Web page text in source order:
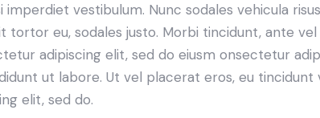
imperdiet vestibulum. Nunc sodales vehicula
tortor eu, sodales justo. Morbi tincidunt, ante
adipiscing elit, sed do eiusm onsectetur
ut labore. Ut vel placerat eros, eu tincidunt
elit, sed do.